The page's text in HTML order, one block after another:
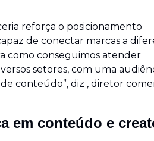
reforça o posicionamento
de conectar marcas a
como conseguimos atender
setores, com uma
conteúdo”, diz , diretor
em conteúdo e